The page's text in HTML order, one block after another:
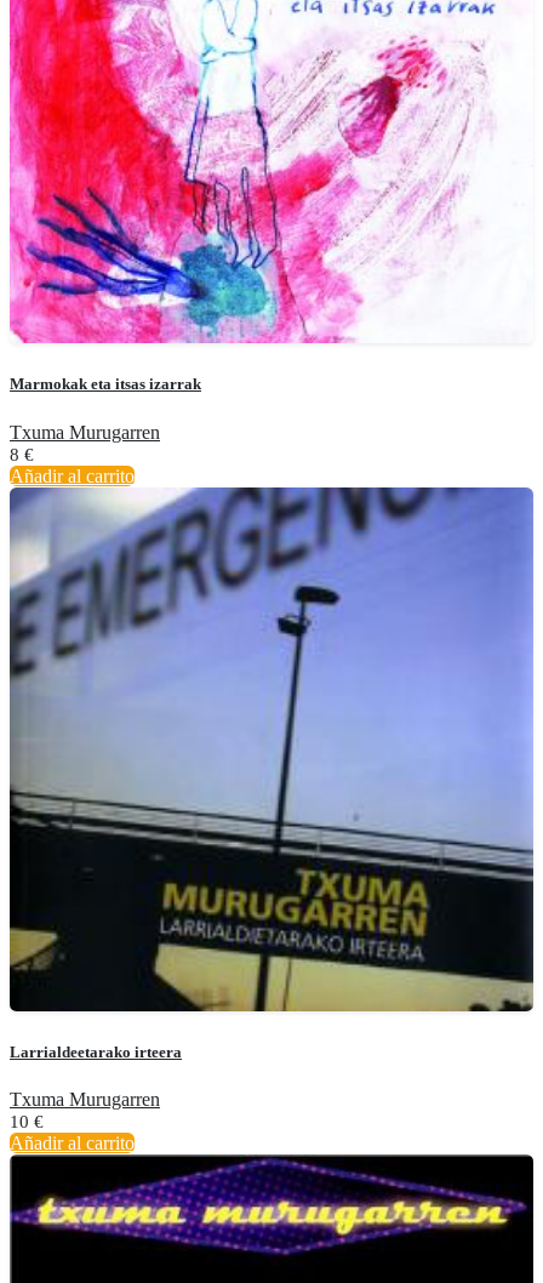
Marmokak eta itsas izarrak
Txuma Murugarren
8 €
Añadir al carrito
Larrialdeetarako irteera
Txuma Murugarren
10 €
Añadir al carrito